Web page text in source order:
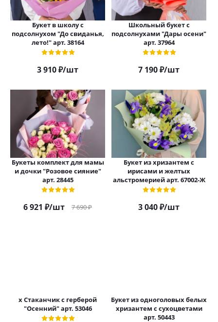
Букет в школу с
подсолнухом "До свиданья,
лето!" арт. 38164
3 910₽/шт
Школьный букет с
подсолнухами "Дары осени"
арт. 37964
7 190₽/шт
Букеты комплект для мамы
и дочки "Розовое сияние"
арт. 28445
6 921 ₽/шт 7 690₽
Букет из хризантем с
ирисами и желтых
альстромерией арт. 67002-Ж
3 040₽/шт
х Стаканчик с герберой
"Осенний" арт. 53046
Букет из одноголовых белых
хризантем с сухоцветами
арт. 50443